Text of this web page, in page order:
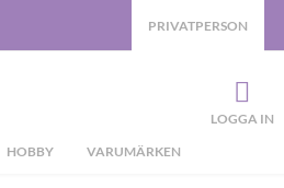
HOBBY VARUMÄRKEN
PRIVATPERSON
LOGGA IN